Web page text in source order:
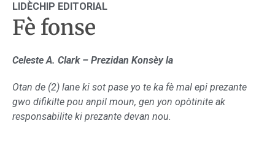
LIDÈCHIP EDITORIAL
Fè fonse
Celeste A. Clark – Prezidan Konsèy la
Otan de (2) lane ki sot pase yo te ka fè mal epi prezante
gwo difikilte pou anpil moun, gen yon opòtinite ak
responsabilite ki prezante devan nou.